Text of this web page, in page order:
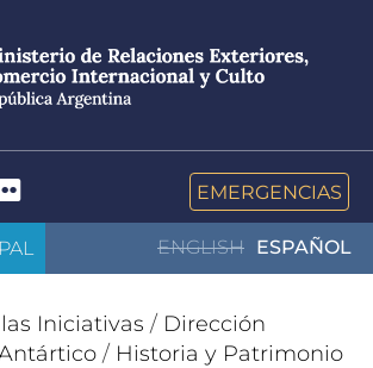
Flickr EMERGENCIAS
ENGLISH ESPAÑOL
Iniciativas / Dirección
/ Historia y Patrimonio